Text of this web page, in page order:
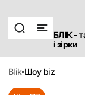
БЛІК -
і зірки
blik шоу biz